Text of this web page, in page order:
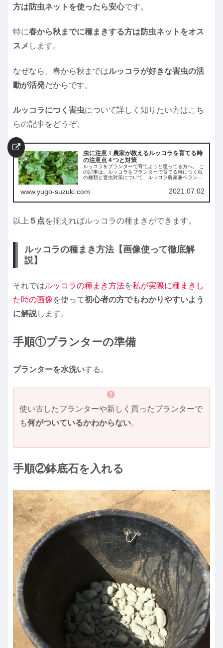
方は防虫ネットを使ったら安心です。
特に春から秋までに種まきする方は防虫ネットをオス
スメ します。
なぜなら、春から秋まではルッコラが好きな害虫の活
動が活発だからです。
ルッコラにつく害虫について詳しく知りたい方はこち
らの記事をどうぞ。
虫に注意！農家が教えるルッコラを育てる時
の注意点４つと対策
ルッコラをプランターで育てようと思ってる方へ。 こ
の記事は、ルッコラをプランターで育てる時につく虫
の種類と害虫対策について、ルッコラ農家兼ベランダ
すいように解説してます。 この記事を読めば失敗しな
いルッコラ栽培ができます。
www.yugo-suzuki.com 2021.07.02
以上 ５点を揃えればルッコラの種まきができます。
ルッコラの種まき方法【画像使って徹底解
説】
それではルッコラの種まき方法を私が実際に種まきし
た時の画像を使って初心者の方でもわかりやすいよう
に解説します。
手順①プランターの準備
プランターを水洗いする。
使い古したプランターや新しく買ったプランターで
も何がついているかわからない。
手順②鉢底石を入れる